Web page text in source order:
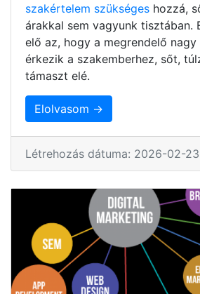
szakértelem szükséges hozzá,
árakkal sem vagyunk tisztában.
elő az, hogy a megrendelő nagy
érkezik a szakemberhez, sőt,
támaszt elé.
Elolvasom →
Létrehozás dátuma: 2026-02-23